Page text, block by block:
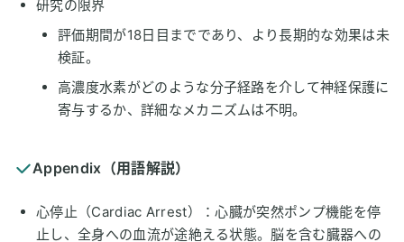
研究の限界
評価期間が18日目までであり、より長期的な効果は未
検証。
高濃度水素がどのような分子経路を介して神経保護に
寄与するか、詳細なメカニズムは不明。
Appendix（用語解説）
心停止（Cardiac Arrest）：心臓が突然ポンプ機能を停
止し、全身への血流が途絶える状態。脳を含む臓器への